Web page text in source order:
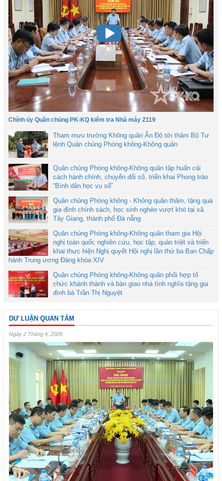
Chính ủy Quân chủng PK-KQ kiểm tra Nhà máy Z119
Tham mưu trưởng Không quân Ấn Độ tới thăm Bộ Tư
lệnh Quân chủng Phòng không-Không quân
Quân chủng Phòng không-Không quân tập huấn cải
cách hành chính, chuyển đổi số, triển khai Phong trào
“Bình dân học vụ số”
Quân chủng Phòng không - Không quân thăm, tặng quà
gia đình chính sách, học sinh nghèo vượt khó tại xã
Tây Giang, thành phố Đà nẵng
Quân chủng Phòng không-Không quân tham gia Hội
nghị toàn quốc nghiên cứu, học tập, quán triệt và triển
khai thực hiện Nghị quyết Hội nghị lần thứ ba Ban Chấp
hành Trung ương Đảng khóa XIV
Quân chủng Phòng không-Không quân phối hợp tổ
chức khánh thành và bàn giao nhà tình nghĩa tặng gia
đình bà Trần Thị Nguyệt
DƯ LUẬN QUAN TÂM
Ngày 2 Tháng 4, 2026